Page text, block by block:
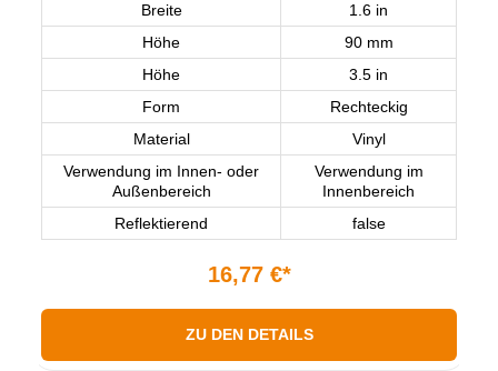
Breite
1.6 in
Höhe
90 mm
Höhe
3.5 in
Form
Rechteckig
Material
Vinyl
Verwendung im Innen- oder
Außenbereich
Verwendung im
Innenbereich
Reflektierend
false
16,77 €*
ZU DEN DETAILS